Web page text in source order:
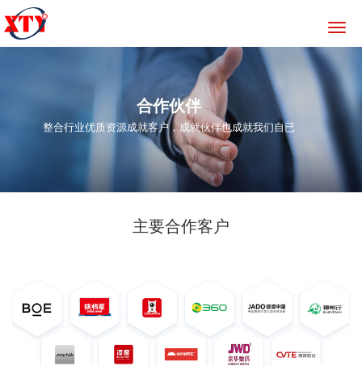
切
换
航
合作伙伴
整合行业优质资源成就客户，成就伙伴也成就我们自已
主要合作客户